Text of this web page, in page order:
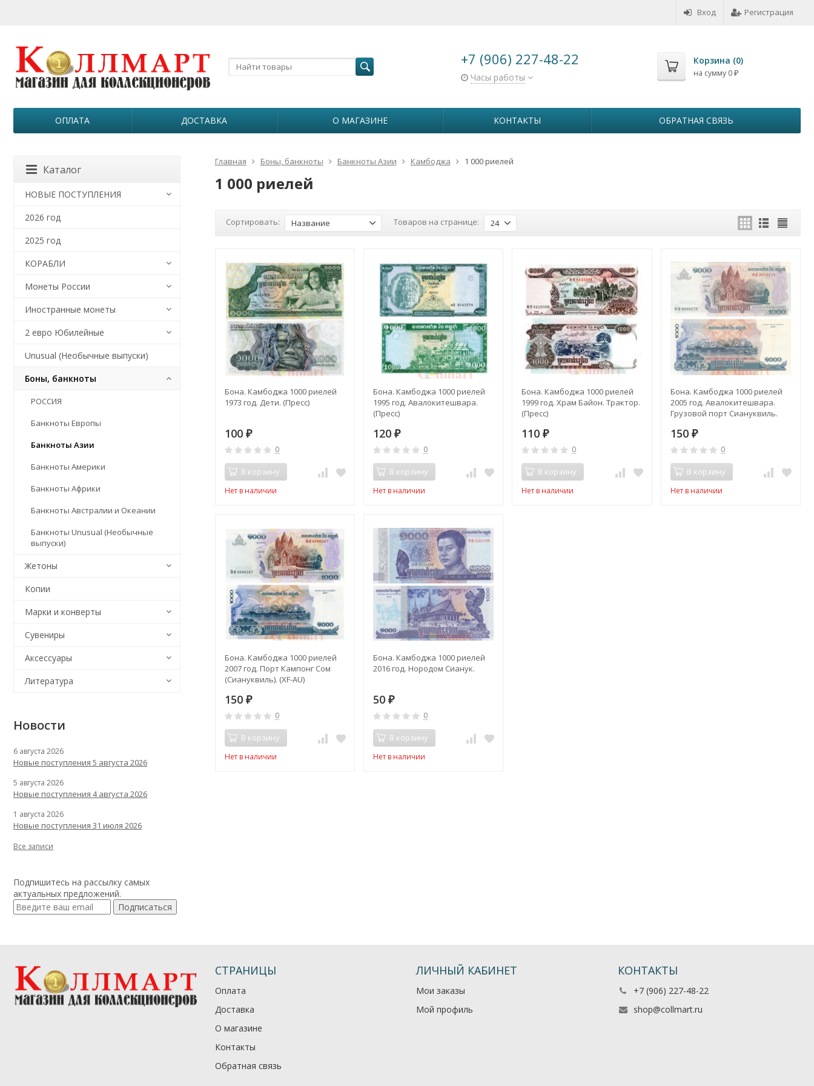
Вход Регистрация
+7 (906) 227-48-22
Часы работы
Корзина (0)
на сумму 0 ₽
ОПЛАТА ДОСТАВКА О МАГАЗИНЕ КОНТАКТЫ ОБРАТНАЯ СВЯЗЬ
Главная Боны, банкноты Банкноты Азии Камбоджа 1 000 риелей
1 000 риелей
Сортировать: Название Товаров на странице: 24
Бона. Камбоджа 1000 риелей
1973 год. Дети. (Пресс)
100 ₽
0
В корзину
Нет в наличии
Бона. Камбоджа 1000 риелей
1995 год. Авалокитешвара.
(Пресс)
120 ₽
0
В корзину
Нет в наличии
Бона. Камбоджа 1000 риелей
1999 год. Храм Байон. Трактор.
(Пресс)
110₽
0
В корзину
Нет в наличии
Бона. Камбоджа 1000 риелей
2005 год. Авалокитешвара.
Грузовой порт Сиануквиль.
150 ₽
0
В корзину
Нет в наличии
Бона. Камбоджа 1000 риелей
2007 год. Порт Кампонг Сом
(Сиануквиль). (XF-AU)
150 ₽
0
В корзину
Нет в наличии
Бона. Камбоджа 1000 риелей
2016 год. Нородом Сианук.
50 ₽
0
В корзину
Нет в наличии
Каталог
НОВЫЕ ПОСТУПЛЕНИЯ
2026 год
2025 год
КОРАБЛИ
Монеты России
Иностранные монеты
2 евро Юбилейные
Unusual (Необычные выпуски)
Боны, банкноты
РОССИЯ
Банкноты Европы
Банкноты Азии
Банкноты Америки
Банкноты Африки
Банкноты Австралии и Океании
Банкноты Unusual (Необычные
выпуски)
Жетоны
Копии
Марки и конверты
Сувениры
Аксессуары
Литература
Новости
6 августа 2026
Новые поступления 5 августа 2026
5 августа 2026
Новые поступления 4 августа 2026
1 августа 2026
Новые поступления 31 июля 2026
Все записи
Подпишитесь на рассылку самых
актуальных предложений.
Подписаться
СТРАНИЦЫ
Оплата
Доставка
О магазине
Контакты
Обратная связь
ЛИЧНЫЙ КАБИНЕТ
Мои заказы
Мой профиль
КОНТАКТЫ
+7 (906) 227-48-22
shop@collmart.ru